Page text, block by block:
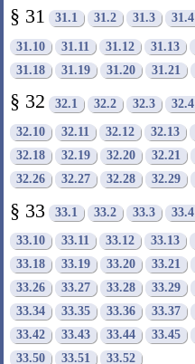
§ 31 31.1 31.2 31.3 31.4
31.10 31.11 31.12 31.13
31.18
31.19 31.20 31.21
§ 32 32.1 32.2 32.3 32.4
32.10 32.11 32.12 32.13
32.18
32.19 32.20 32.21
32.26
32.27 32.28 32.29
§ 33 33.1 33.2 33.3 33.4
33.10 33.11 33.12 33.13
33.18
33.19 33.20 33.21
33.26
33.27 33.28 33.29
33.34
33.35 33.36 33.37
33.42
33.43 33.44 33.45
33.50
33.51 33.52